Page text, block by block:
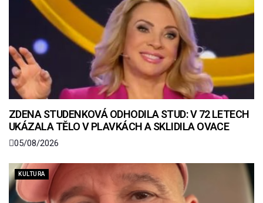
ZDENA STUDENKOVÁ ODHODILA STUD: V 72 LETECH
UKÁZALA TĚLO V PLAVKÁCH A SKLIDILA OVACE
05/08/2026
KULTURA